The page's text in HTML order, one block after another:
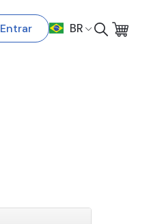
Entrar BR